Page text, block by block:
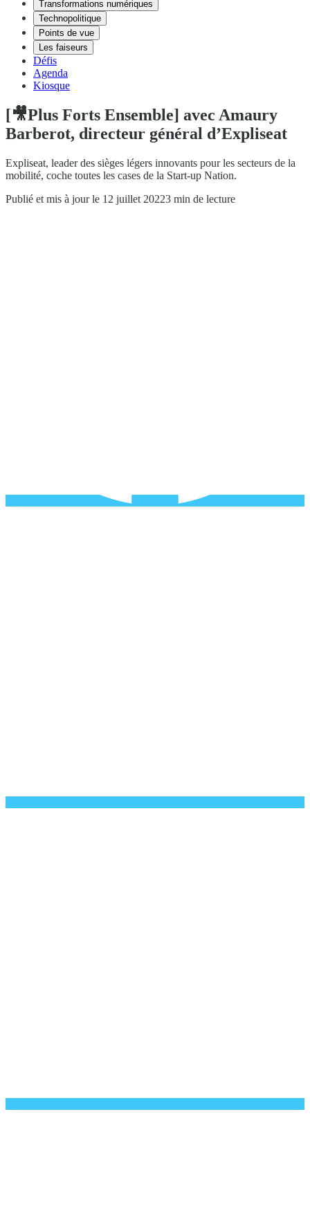
Transformations numériques
Technopolitique
Points de vue
Les faiseurs
Défis
Agenda
Kiosque
[🎥Plus Forts Ensemble] avec Amaury
Barberot, directeur général d’Expliseat
Expliseat, leader des sièges légers innovants pour les secteurs de la
mobilité, coche toutes les cases de la Start-up Nation.
Publié et mis à jour le 12 juillet 20223 min de lecture